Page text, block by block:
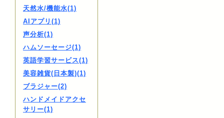
天然水/機能水(1)
AIアプリ(1)
声分析(1)
ハムソーセージ(1)
英語学習サービス(1)
美容雑貨(日本製)(1)
ブラジャー(2)
ハンドメイドアクセ
サリー(1)